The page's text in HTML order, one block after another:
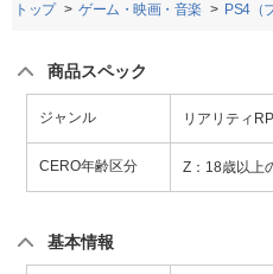
トップ ゲーム・映画・音楽 PS4（
商品スペック
ジャンル リアリティ
CERO年齢区分 Z：18歳以上
基本情報